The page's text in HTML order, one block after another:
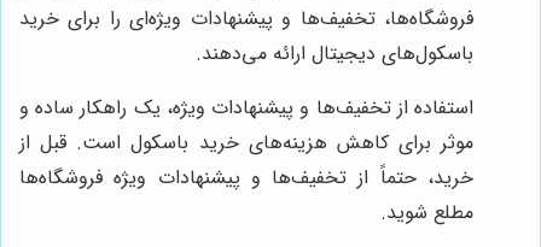
فروشگاه‌ها، تخفیف‌ها و پیشنهادات ویژه‌ای را برای خرید
باسکول‌های دیجیتال ارائه می‌دهند.
استفاده از تخفیف‌ها و پیشنهادات ویژه، یک راهکار ساده و
موثر برای کاهش هزینه‌های خرید باسکول است. قبل از
خرید، حتماً از تخفیف‌ها و پیشنهادات ویژه فروشگاه‌ها
مطلع شوید.